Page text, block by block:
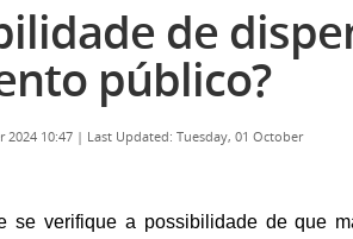
de
público?
2024 10:47 | Last Updated: Tuesday, 01 October
se verifique a possibilidade de que